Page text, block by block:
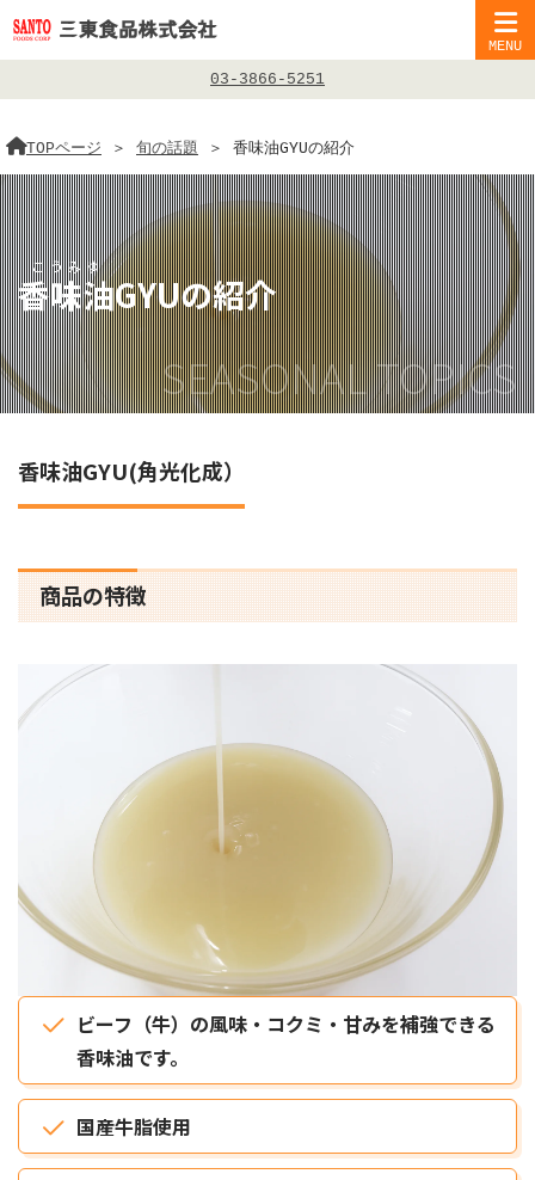
MENU
03-3866-5251
TOPページ ＞ 旬の話題 ＞ 香味油GYUの紹介
SEASONAL TOPICS
香味油GYUの紹介
香味油GYU(角光化成）
商品の特徴
ビーフ（牛）の風味・コクミ・甘みを補強できる
香味油です。
国産牛脂使用